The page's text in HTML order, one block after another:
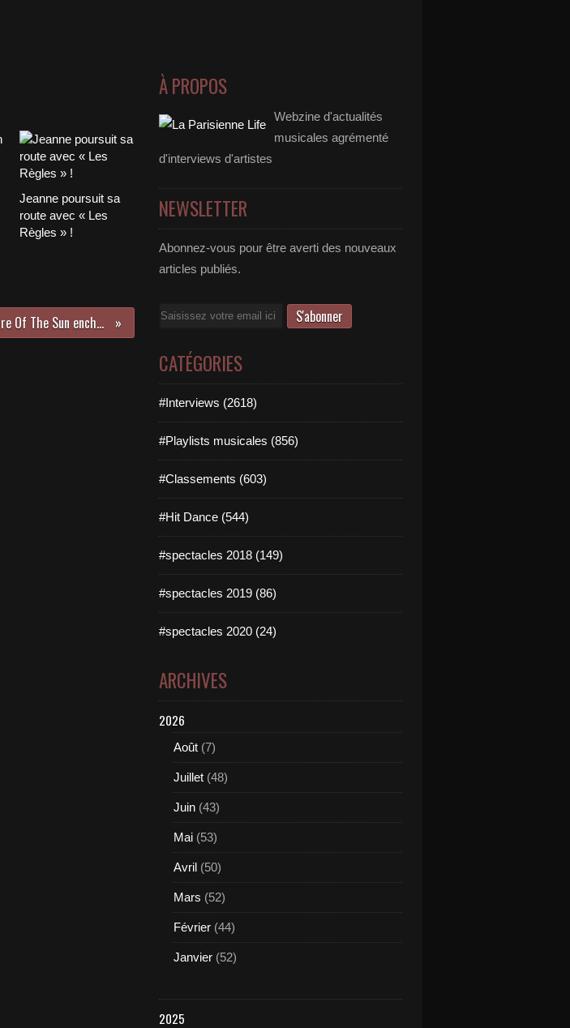
Jeanne poursuit sa
route avec « Les
Règles » !
Empire Of The Sun enchaîne avec « Cherry Blossom » !
À PROPOS
Webzine d'actualités
musicales agrémenté
d'interviews d'artistes
NEWSLETTER
Abonnez-vous pour être averti des nouveaux
articles publiés.
Email
CATÉGORIES
#Interviews (2618)
#Playlists musicales (856)
#Classements (603)
#Hit Dance (544)
#spectacles 2018 (149)
#spectacles 2019 (86)
#spectacles 2020 (24)
ARCHIVES
2026
Août (7)
Juillet (48)
Juin (43)
Mai (53)
Avril (50)
Mars (52)
Février (44)
Janvier (52)
2025